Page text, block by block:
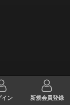
イン 新規会員登録